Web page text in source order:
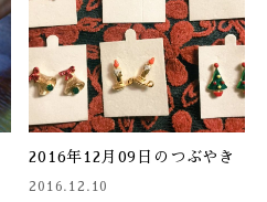
2016年12月09日のつぶやき
2016.12.10